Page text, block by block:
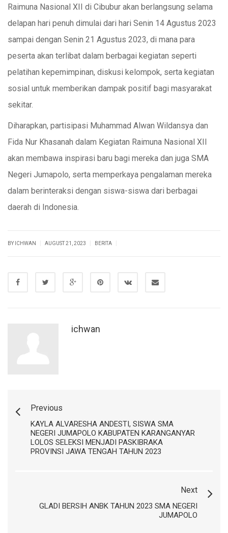
Raimuna Nasional XII di Cibubur akan berlangsung selama
delapan hari penuh dimulai dari hari Senin 14 Agustus 2023
sampai dengan Senin 21 Agustus 2023, di mana para
peserta akan terlibat dalam berbagai kegiatan seperti
pelatihan kepemimpinan, diskusi kelompok, serta kegiatan
sosial untuk memberikan dampak positif bagi masyarakat
sekitar.
Diharapkan, partisipasi Muhammad Alwan Wildansya dan
Fida Nur Khasanah dalam Kegiatan Raimuna Nasional XII
akan membawa inspirasi baru bagi mereka dan juga SMA
Negeri Jumapolo, serta memperkaya pengalaman mereka
dalam berinteraksi dengan siswa-siswa dari berbagai
daerah di Indonesia.
BY ICHWAN AUGUST 21, 2023 BERITA
ichwan
Previous
KAYLA ALVARESHA ANDESTI, SISWA SMA
NEGERI JUMAPOLO KABUPATEN KARANGANYAR
LOLOS SELEKSI MENJADI PASKIBRAKA
PROVINSI JAWA TENGAH TAHUN 2023
Next
GLADI BERSIH ANBK TAHUN 2023 SMA NEGERI
JUMAPOLO